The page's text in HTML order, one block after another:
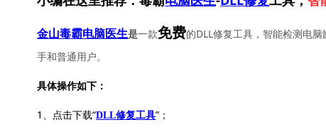
金山毒霸电脑医生是一款免费的DLL修复工具，智能检测电脑
手和普通用户。
具体操作如下：
1、点击下载“DLL修复工具”；